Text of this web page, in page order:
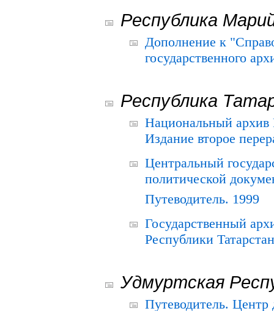
Республика
Дополнение к
государственного
Республика
Национальный архив
Издание второе
Центральный
политической
Путеводитель. 1999
Государственный
Республики
Удмуртская
Путеводитель.